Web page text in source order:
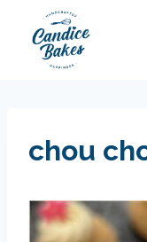
contenu
chou